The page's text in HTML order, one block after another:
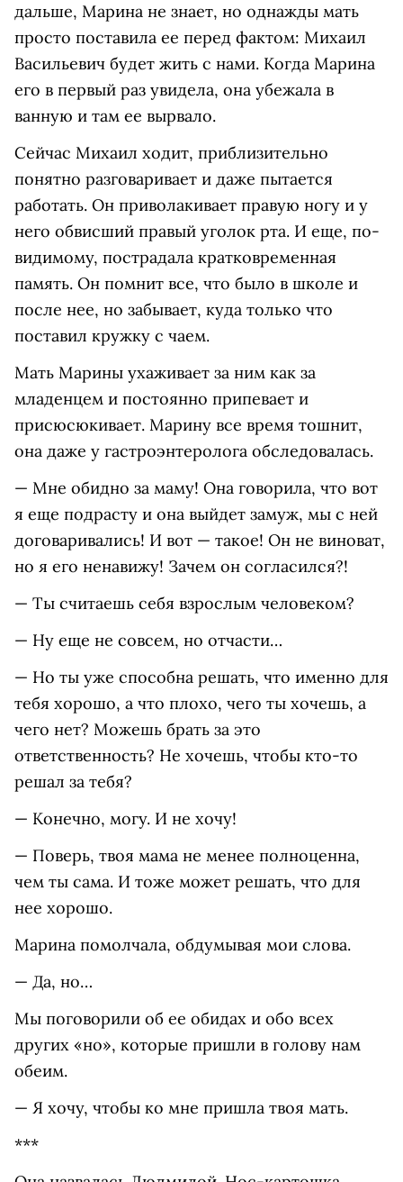
дальше, Марина не знает, но однажды мать
просто поставила ее перед фактом: Михаил
Васильевич будет жить с нами. Когда Марина
его в первый раз увидела, она убежала в
ванную и там ее вырвало.
Сейчас Михаил ходит, приблизительно
понятно разговаривает и даже пытается
работать. Он приволакивает правую ногу и у
него обвисший правый уголок рта. И еще, по-
видимому, пострадала кратковременная
память. Он помнит все, что было в школе и
после нее, но забывает, куда только что
поставил кружку с чаем.
Мать Марины ухаживает за ним как за
младенцем и постоянно припевает и
присюсюкивает. Марину все время тошнит,
она даже у гастроэнтеролога обследовалась.
— Мне обидно за маму! Она говорила, что вот
я еще подрасту и она выйдет замуж, мы с ней
договаривались! И вот — такое! Он не виноват,
но я его ненавижу! Зачем он согласился?!
— Ты считаешь себя взрослым человеком?
— Ну еще не совсем, но отчасти…
— Но ты уже способна решать, что именно для
тебя хорошо, а что плохо, чего ты хочешь, а
чего нет? Можешь брать за это
ответственность? Не хочешь, чтобы кто-то
решал за тебя?
— Конечно, могу. И не хочу!
— Поверь, твоя мама не менее полноценна,
чем ты сама. И тоже может решать, что для
нее хорошо.
Марина помолчала, обдумывая мои слова.
— Да, но…
Мы поговорили об ее обидах и обо всех
других «но», которые пришли в голову нам
обеим.
— Я хочу, чтобы ко мне пришла твоя мать.
***